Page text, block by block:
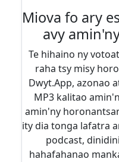
Miova fo ary
avy
Te hihaino ny
raha tsy misy
Dwyt.App, azonao
MP3 kalitao
amin'ny
ity dia tonga lafatra
podcast,
hahafahanao